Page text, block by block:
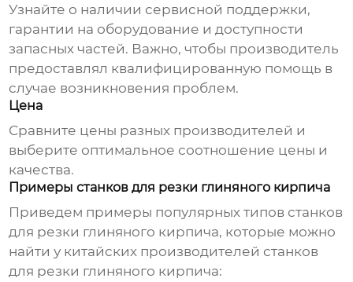
Узнайте о наличии сервисной поддержки,
гарантии на оборудование и доступности
запасных частей. Важно, чтобы производитель
предоставлял квалифицированную помощь в
случае возникновения проблем.
Цена
Сравните цены разных производителей и
выберите оптимальное соотношение цены и
качества.
Примеры станков для резки глиняного кирпича
Приведем примеры популярных типов станков
для резки глиняного кирпича, которые можно
найти у китайских производителей станков
для резки глиняного кирпича: